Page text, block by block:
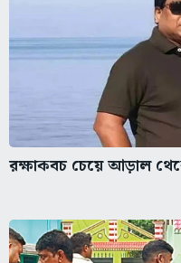
রক্ষাকবচ চেয়ে আড়াল